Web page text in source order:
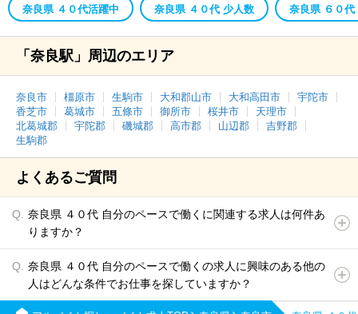
奈良県 ４０代活躍中 奈良県 ４０代 少人数 奈良県 ６０代
「奈良駅」周辺のエリア
奈良市 橿原市 生駒市 大和郡山市 大和高田市
宇陀市
香芝市
葛城市 五條市 御所市 桜井市
天理市
北葛城郡
宇陀郡 磯城郡 高市郡 山辺郡
吉野郡
生駒郡
よくあるご質問
奈良県 ４０代 自分のペースで働くに関連する求人は何件あ
りますか？
奈良県 ４０代 自分のペースで働くの求人に興味のある他の
人はどんな条件でお仕事を探していますか？